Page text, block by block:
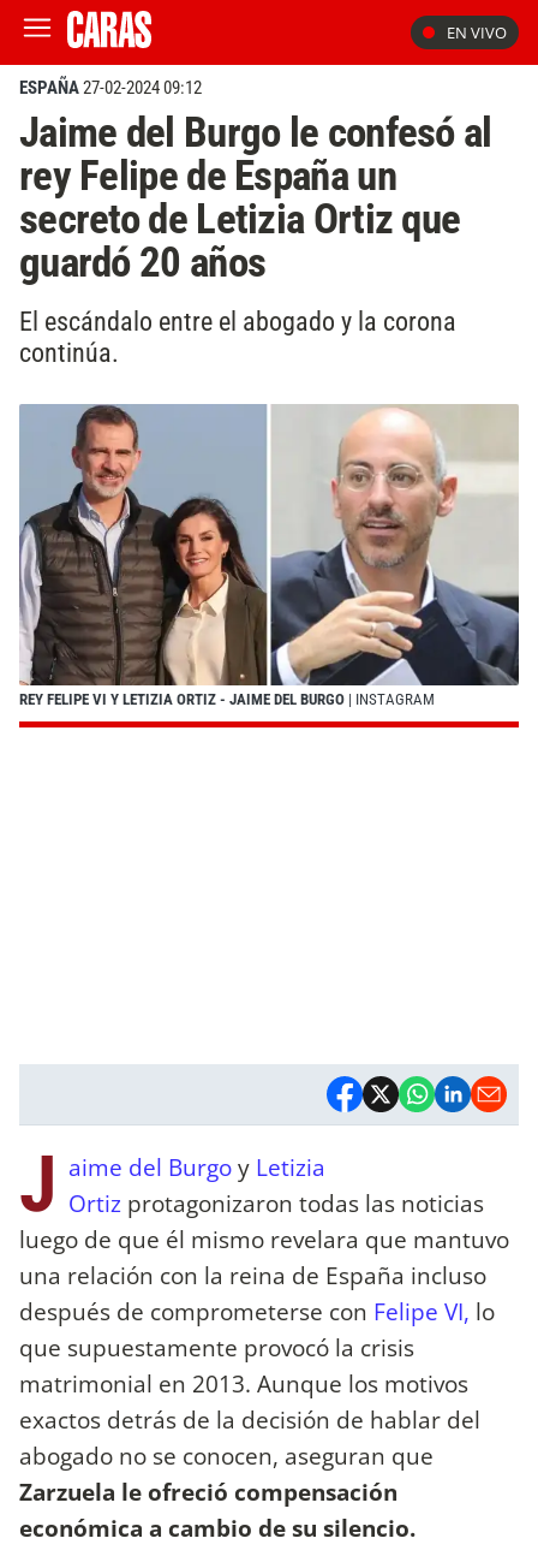
EN VIVO
ESPAÑA27-02-2024 09:12
Jaime del Burgo le confesó al
rey Felipe de España un
secreto de Letizia Ortiz que
guardó 20 años
El escándalo entre el abogado y la corona
continúa.
REY FELIPE VI Y LETIZIA ORTIZ - JAIME DEL BURGO | INSTAGRAM
J aime del Burgoy Letizia
Ortiz protagonizaron todas las noticias
luego de que él mismo revelara que mantuvo
una relación con la reina de España incluso
después de comprometerse con Felipe VI, lo
que supuestamente provocó la crisis
matrimonial en 2013. Aunque los motivos
exactos detrás de la decisión de hablar del
abogado no se conocen, aseguran que
Zarzuela le ofreció compensación
económica a cambio de su silencio.